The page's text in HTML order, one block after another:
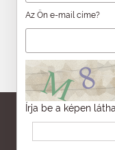
Az Ön e-mail címe?
Írja be a képen